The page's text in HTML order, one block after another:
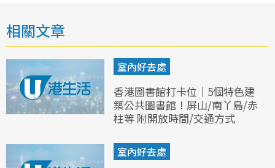
相關文章
室內好去處
香港圖書館打卡位｜5個特色建
築公共圖書館！屏山/南丫島/赤
柱等 附開放時間/交通方式
室內好去處